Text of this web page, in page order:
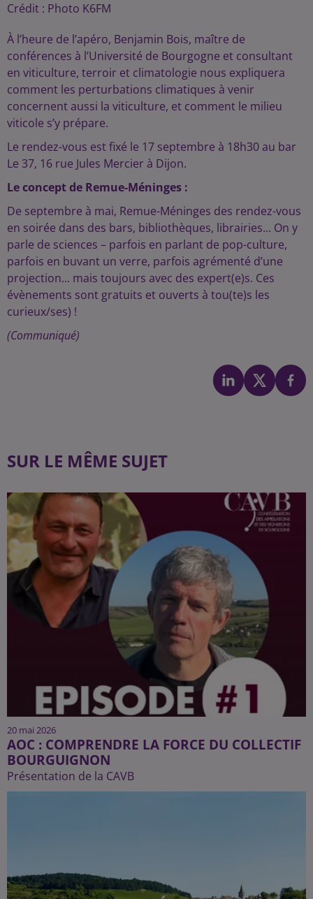
Crédit : Photo K6FM
À l’heure de l’apéro, Benjamin Bois, maître de
conférences à l’Université de Bourgogne et consultant
en viticulture, terroir et climatologie nous expliquera
comment les perturbations climatiques à venir
concernent aussi la viticulture, et comment le milieu
viticole s’y prépare.
Le rendez-vous est fixé le 17 septembre à 18h30 au bar
Le 37, 16 rue Jules Mercier à Dijon.
Le concept de Remue-Méninges :
De septembre à mai, Remue-Méninges des rendez-vous
en soirée dans des bars, bibliothèques, librairies... On y
parle de sciences – parfois en parlant de pop-culture,
parfois en buvant un verre, parfois agrémenté d’une
projection... mais toujours avec des expert(e)s. Ces
évènements sont gratuits et ouverts à tou(te)s les
curieux/ses) !
(Communiqué)
SUR LE MÊME SUJET
20 mai 2026
AOC : COMPRENDRE LA FORCE DU COLLECTIF
BOURGUIGNON
Présentation de la CAVB